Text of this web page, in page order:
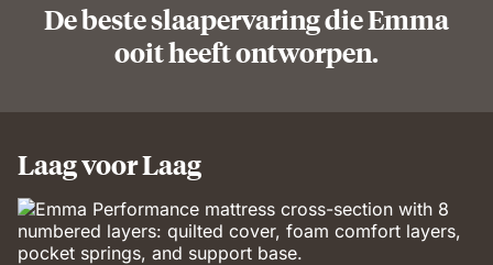
De beste slaapervaring die Emma
ooit heeft ontworpen.
Laag voor Laag